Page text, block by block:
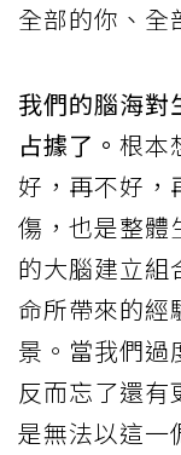
全部的你、全
我們的腦海對
占據了。 根本
好，再不好，
傷，也是整體
的大腦建立組
命所帶來的經
景。當我們過
反而忘了還有
是無法以這一